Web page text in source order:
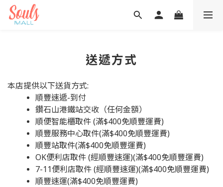
送遞方式
本店提供以下送貨方式:
順豐速遞-到付
鑽石山港鐵站交收（任何金額）
順便智能櫃取件 (滿$400免順豐運費)
順豐服務中心取件(滿$400免順豐運費)
順豐站取件(滿$400免順豐運費)
OK便利店取件 (經順豐速運)(滿$400免順豐運費)
7-11便利店取件 (經順豐速運)(滿$400免順豐運費)
順豐速運(滿$400免順豐運費)